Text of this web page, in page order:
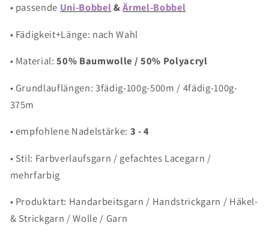
• passende Uni-Bobbel&Ärmel-Bobbel
• Fädigkeit+Länge: nach Wahl
• Material:50% Baumwolle / 50% Polyacryl
• Grundlauflängen: 3fädig-100g-500m / 4fädig-100g-
375m
• empfohlene Nadelstärke: 3 - 4
• Stil: Farbverlaufsgarn / gefachtes Lacegarn /
mehrfarbig
• Produktart: Handarbeitsgarn / Handstrickgarn / Häkel-
& Strickgarn / Wolle / Garn